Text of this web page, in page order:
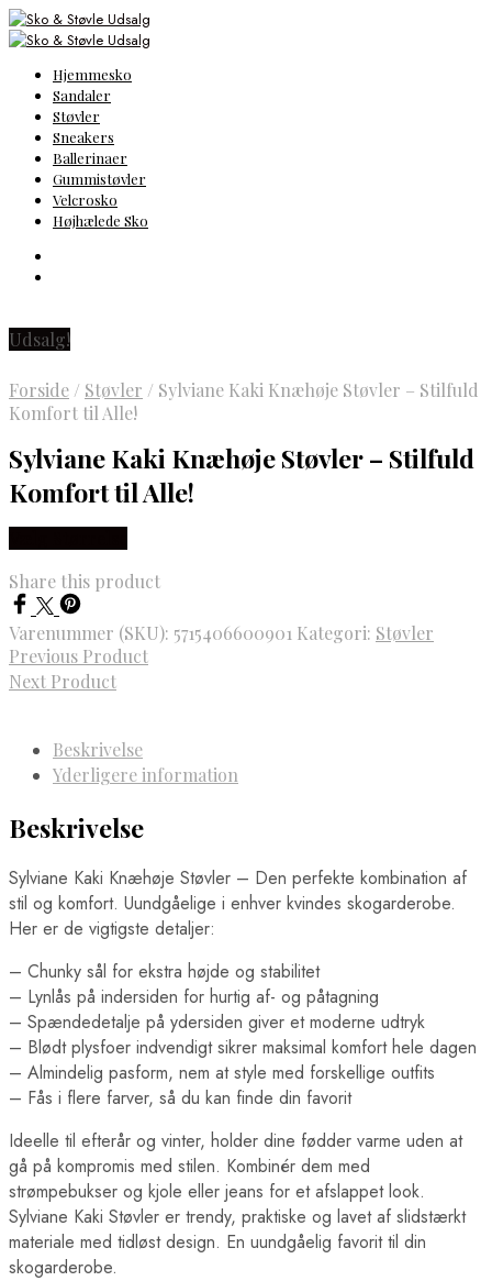
Hjemmesko
Sandaler
Støvler
Sneakers
Ballerinaer
Gummistøvler
Velcrosko
Højhælede Sko
Udsalg!
Forside / Støvler / Sylviane Kaki Knæhøje Støvler – Stilfuld
Komfort til Alle!
Sylviane Kaki Knæhøje Støvler – Stilfuld
Komfort til Alle!
Share this product
Varenummer (SKU): 5715406600901 Kategori: Støvler
Previous Product
Next Product
Beskrivelse
Yderligere information
Beskrivelse
Sylviane Kaki Knæhøje Støvler – Den perfekte kombination af
stil og komfort. Uundgåelige i enhver kvindes skogarderobe.
Her er de vigtigste detaljer:
– Chunky sål for ekstra højde og stabilitet
– Lynlås på indersiden for hurtig af- og påtagning
– Spændedetalje på ydersiden giver et moderne udtryk
– Blødt plysfoer indvendigt sikrer maksimal komfort hele dagen
– Almindelig pasform, nem at style med forskellige outfits
– Fås i flere farver, så du kan finde din favorit
Ideelle til efterår og vinter, holder dine fødder varme uden at
gå på kompromis med stilen. Kombinér dem med
strømpebukser og kjole eller jeans for et afslappet look.
Sylviane Kaki Støvler er trendy, praktiske og lavet af slidstærkt
materiale med tidløst design. En uundgåelig favorit til din
skogarderobe.